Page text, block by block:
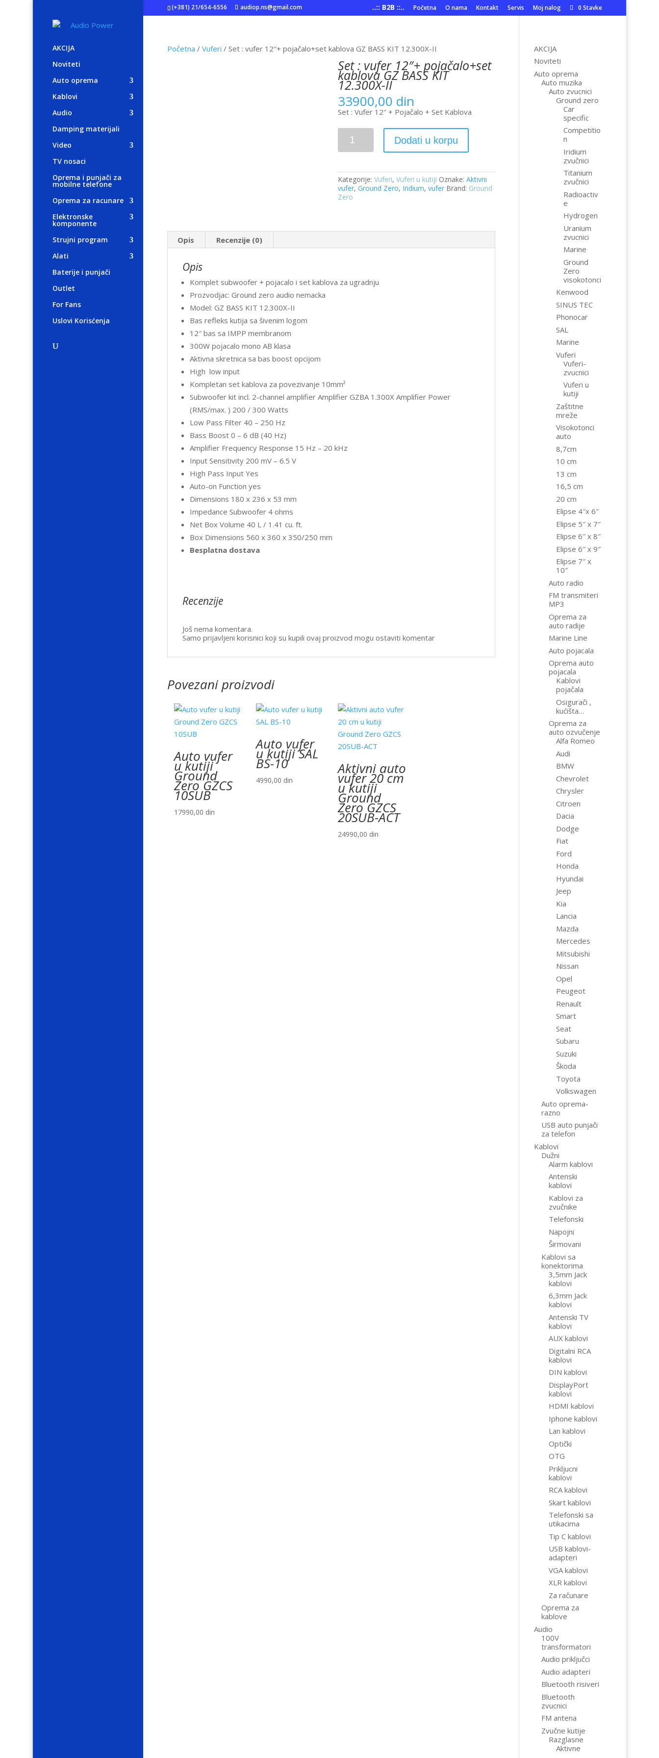
(+381) 21/654-6556 audiop.ns@gmail.com ..:: B2B ::.. Početna O nama Kontakt Servis Moj nalog 0 Stavke
AKCIJA
Noviteti
Auto oprema
Kablovi
Audio
Damping materijali
Video
TV nosaci
Oprema i punjači za
mobilne telefone
Oprema za racunare
Elektronske
komponente
Strujni program
Alati
Baterije i punjači
Outlet
For Fans
Uslovi Korisćenja
Početna /Vuferi / Set : vufer 12″+ pojačalo+set kablova GZ BASS KIT 12.300X-II
Set : vufer 12″+ pojačalo+set
kablova GZ BASS KIT
12.300X-II
33900,00 din
Set : Vufer 12″ + Pojačalo + Set Kablova
Set
vufer
kablova
GZ
BASS
KIT
količina
Dodati u korpu
Kategorije:Vuferi,Vuferi u kutiji Oznake:Aktivni
vufer,Ground Zero, Iridium,vufer Brand: Ground
Zero
Opis Recenzije (0)
Opis
Komplet subwoofer + pojacalo i set kablova za ugradnju
Prozvodjac: Ground zero audio nemacka
Model: GZ BASS KIT 12.300X-II
Bas refleks kutija sa šivenim logom
12″ bas sa IMPP membranom
300W pojacalo mono AB klasa
Aktivna skretnica sa bas boost opcijom
High low input
Kompletan set kablova za povezivanje 10mm²
Subwoofer kit incl. 2-channel amplifier Amplifier GZBA 1.300X Amplifier Power
(RMS/max. ) 200 / 300 Watts
Low Pass Filter 40 – 250 Hz
Bass Boost 0 – 6 dB (40 Hz)
Amplifier Frequency Response 15 Hz – 20 kHz
Input Sensitivity 200 mV – 6.5 V
High Pass Input Yes
Auto-on Function yes
Dimensions 180 x 236 x 53 mm
Impedance Subwoofer 4 ohms
Net Box Volume 40 L / 1.41 cu. ft.
Box Dimensions 560 x 360 x 350/250 mm
Besplatna dostava
Recenzije
Još nema komentara.
Samo prijavljeni korisnici koji su kupili ovaj proizvod mogu ostaviti komentar
Povezani proizvodi
Auto vufer
u kutiji
Ground
Zero GZCS
10SUB
17990,00 din
Auto vufer
u kutiji SAL
BS-10
4990,00 din
Aktivni auto
vufer 20 cm
u kutiji
Ground
Zero GZCS
20SUB-ACT
24990,00 din
AKCIJA
Noviteti
Auto oprema
Auto muzika
Auto zvucnici
Ground zero
Car
specific
Competitio
n
Iridium
zvučnici
Titanium
zvučnici
Radioactiv
e
Hydrogen
Uranium
zvucnici
Marine
Ground
Zero
visokotonci
Kenwood
SINUS TEC
Phonocar
SAL
Marine
Vuferi
Vuferi-
zvucnici
Vuferi u
kutiji
Zaštitne
mreže
Visokotonci
auto
8,7cm
10 cm
13 cm
16,5 cm
20 cm
Elipse 4″x 6″
Elipse 5″ x 7″
Elipse 6″ x 8″
Elipse 6″ x 9″
Elipse 7″ x
10″
Auto radio
FM transmiteri
MP3
Oprema za
auto radije
Marine Line
Auto pojacala
Oprema auto
pojacala
Kablovi
pojačala
Osigurači ,
kućišta…
Oprema za
auto ozvučenje
Alfa Romeo
Audi
BMW
Chevrolet
Chrysler
Citroen
Dacia
Dodge
Fiat
Ford
Honda
Hyundai
Jeep
Kia
Lancia
Mazda
Mercedes
Mitsubishi
Nissan
Opel
Peugeot
Renault
Smart
Seat
Subaru
Suzuki
Škoda
Toyota
Volkswagen
Auto oprema-
razno
USB auto punjači
za telefon
Kablovi
Dužni
Alarm kablovi
Antenski
kablovi
Kablovi za
zvučnike
Telefonski
Napojni
Širmovani
Kablovi sa
konektorima
3,5mm Jack
kablovi
6,3mm Jack
kablovi
Antenski TV
kablovi
AUX kablovi
Digitalni RCA
kablovi
DIN kablovi
DisplayPort
kablovi
HDMI kablovi
Iphone kablovi
Lan kablovi
Optički
OTG
Prikljucni
kablovi
RCA kablovi
Skart kablovi
Telefonski sa
utikacima
Tip C kablovi
USB kablovi-
adapteri
VGA kablovi
XLR kablovi
Za računare
Oprema za
kablove
Audio
100V
transformatori
Audio priključci
Audio adapteri
Bluetooth risiveri
Bluetooth
zvucnici
FM antena
Zvučne kutije
Razglasne
Aktivne